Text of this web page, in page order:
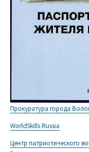
Прокуратура города
WorldSkills Russia
Центр патриотического